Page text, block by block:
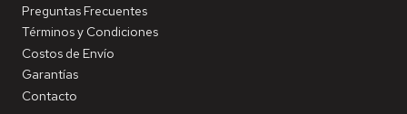
Preguntas Frecuentes
Términos y Condiciones
Costos de Envío
Garantías
Contacto